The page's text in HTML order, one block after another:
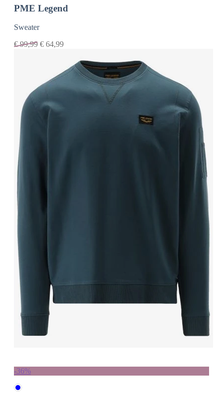
PME Legend
Sweater
€99,99 € 64,99
-36%